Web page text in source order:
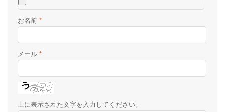
お名前 *
メール *
上に表示された文字を入力してください。